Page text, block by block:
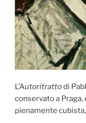
L’Autoritrattodi
conservato a Praga,
pienamente